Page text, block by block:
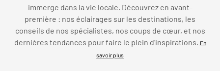
immerge dans la vie locale. Découvrez en avant-
première : nos éclairages sur les destinations, les
conseils de nos spécialistes, nos coups de cœur, et nos
dernières tendances pour faire le plein d’inspirations. En
savoir plus